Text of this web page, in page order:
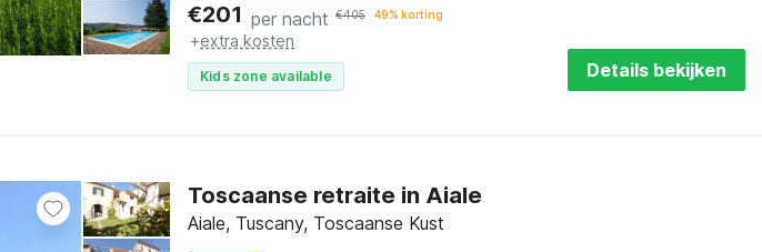
€201 per nacht €405 49% korting
+extra kosten
Kids zone available Details bekijken
Toscaanse retraite in Aiale
Aiale, Tuscany, Toscaanse Kust